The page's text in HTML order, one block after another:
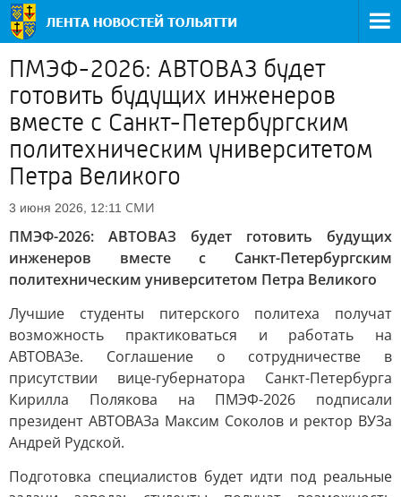
ПМЭФ-2026: АВТОВАЗ будет
готовить будущих инженеров
вместе с Санкт-Петербургским
политехническим университетом
Петра Великого
3 июня 2026, 12:11 СМИ
ПМЭФ-2026: АВТОВАЗ будет готовить будущих
инженеров вместе с Санкт-Петербургским
политехническим университетом Петра Великого
Лучшие студенты питерского политеха получат
возможность практиковаться и работать на
АВТОВАЗе. Соглашение о сотрудничестве в
присутствии вице-губернатора Санкт-Петербурга
Кирилла Полякова на ПМЭФ-2026 подписали
президент АВТОВАЗа Максим Соколов и ректор ВУЗа
Андрей Рудской.
Подготовка специалистов будет идти под реальные